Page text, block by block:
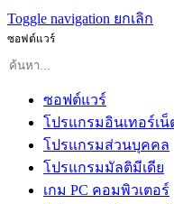
Toggle navigation ยกเลิก
ซอฟต์แวร์
ซอฟต์แวร์
โปรแกรมอินเทอร์เน็
โปรแกรมส่วนบุคคล
โปรแกรมมัลติมีเดีย
เกม PC คอมพิวเตอร์